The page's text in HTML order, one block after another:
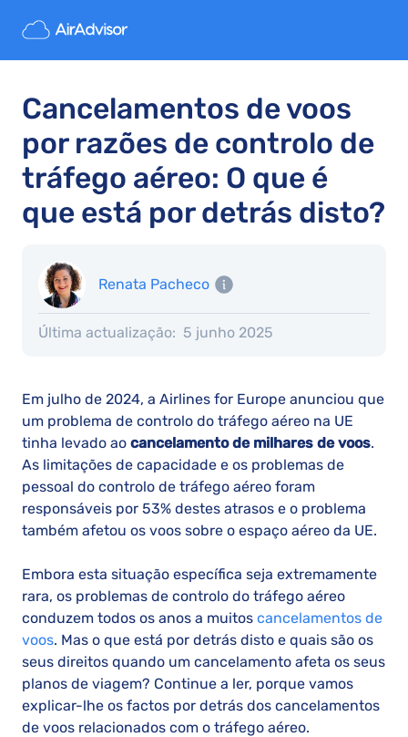
Cancelamentos de voos
por razões de controlo de
tráfego aéreo: O que é
que está por detrás disto?
Renata Pacheco
Última actualização: 5 junho 2025
Em julho de 2024, a Airlines for Europe anunciou que
um problema de controlo do tráfego aéreo na UE
tinha levado ao cancelamento de milhares de voos.
As limitações de capacidade e os problemas de
pessoal do controlo de tráfego aéreo foram
responsáveis por 53% destes atrasos e o problema
também afetou os voos sobre o espaço aéreo da UE.
Embora esta situação específica seja extremamente
rara, os problemas de controlo do tráfego aéreo
conduzem todos os anos a muitos cancelamentos de
voos. Mas o que está por detrás disto e quais são os
seus direitos quando um cancelamento afeta os seus
planos de viagem? Continue a ler, porque vamos
explicar-lhe os factos por detrás dos cancelamentos
de voos relacionados com o tráfego aéreo.